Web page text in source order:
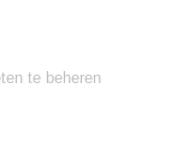
te beheren